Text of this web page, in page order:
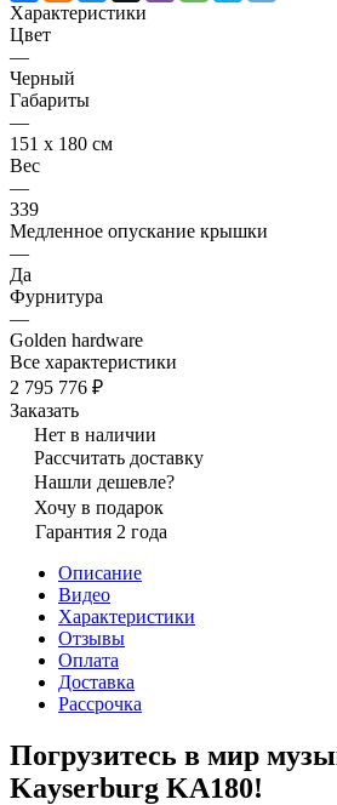
Характеристики
Цвет
—
Черный
Габариты
—
151 x 180 см
Вес
—
339
Медленное опускание крышки
—
Да
Фурнитура
—
Golden hardware
Все характеристики
2 795 776 ₽
Заказать
Нет в наличии
Рассчитать доставку
Нашли дешевле?
Хочу в подарок
Гарантия 2 года
Описание
Видео
Характеристики
Отзывы
Оплата
Доставка
Рассрочка
Погрузитесь в мир
Kayserburg KA180!